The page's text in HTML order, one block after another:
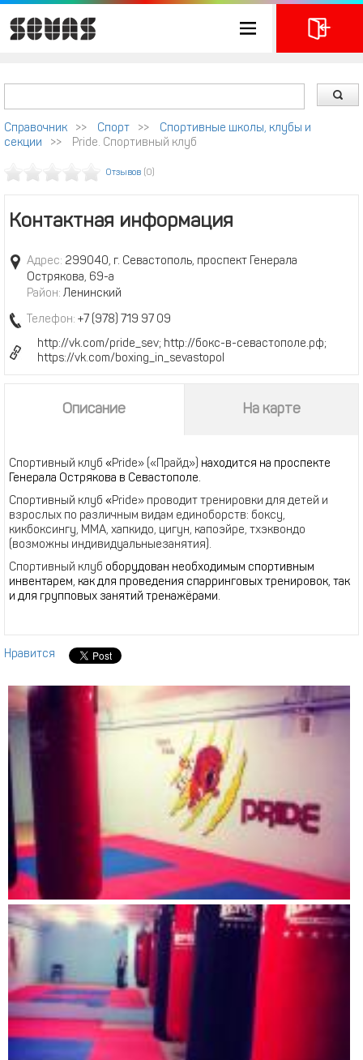
Справочник >> Спорт >>
Спортивные школы, клубы и
секции
>> Pride. Спортивный клуб
Отзывов (0)
Контактная информация
Адрес: 299040, г. Севастополь, проспект Генерала
Острякова, 69-а
Район: Ленинский
Телефон: +7 (978) 719 97 09
http://vk.com/pride_sev; http://бокс-в-севастополе.рф;
https://vk.com/boxing_in_sevastopol
Описание На карте
Спортивный клуб «Pride» («Прайд») находится на проспекте
Генерала Острякова в Севастополе.
Спортивный клуб «Pride» проводит тренировки для детей и
взрослых по различным видам единоборств: боксу,
кикбоксингу, ММА, хапкидо, цигун, капоэйре, тхэквондо
(возможны индивидуальныезанятия).
Спортивный клуб оборудован необходимым спортивным
инвентарем, как для проведения спарринговых тренировок, так
и для групповых занятий тренажёрами.
Нравится